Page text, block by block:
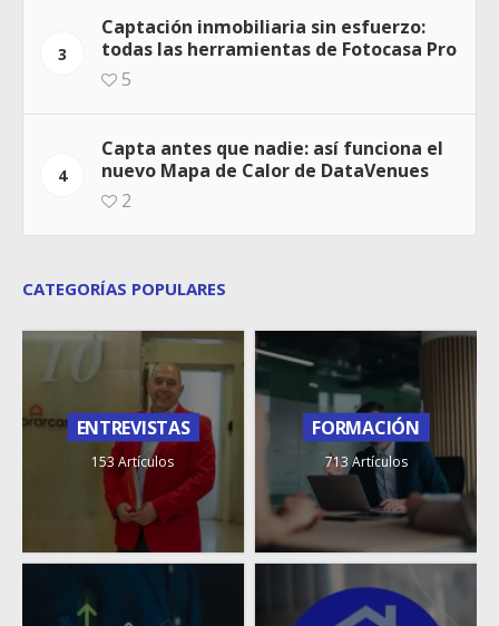
3
Captación inmobiliaria sin esfuerzo:
todas las herramientas de Fotocasa Pro
5
4
Capta antes que nadie: así funciona el
nuevo Mapa de Calor de DataVenues
2
CATEGORÍAS POPULARES
ENTREVISTAS
153 Artículos
FORMACIÓN
713 Artículos